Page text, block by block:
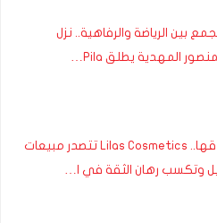
بين الرياضة والرفاهية.. نزل
بعد عامين من إطلاقها.. Lilas Cosmetics تتصدر مبيعات
وتكسب رهان الثقة في ا…